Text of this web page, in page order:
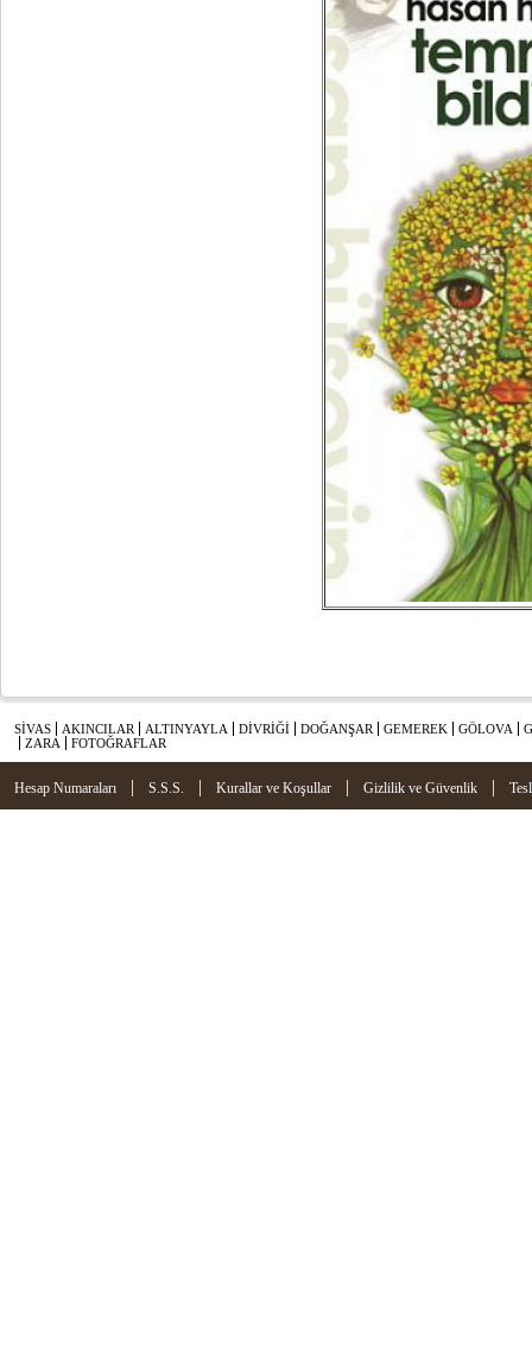
SİVAS AKINCILAR ALTINYAYLA DİVRİĞİ DOĞANŞAR GEMEREK GÖLOVA
ZARA
FOTOĞRAFLAR
Hesap Numaraları | S.S.S. | Kurallar ve Koşullar | Gizlilik ve Güvenlik |